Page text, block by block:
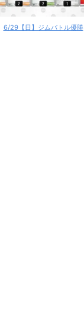
6/29【日】ジムバトル優勝